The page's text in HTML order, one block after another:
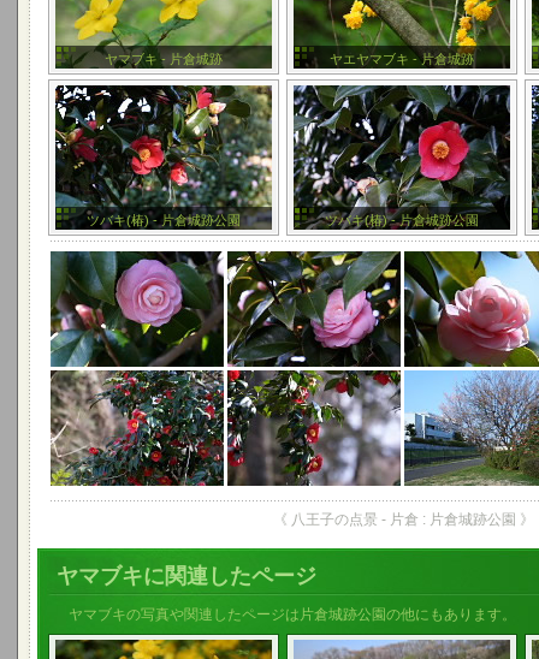
ヤマブキ - 片倉城跡 ヤエヤマブキ - 片倉城跡
ツバキ(椿) - 片倉城跡公園 ツバキ(椿) - 片倉城跡公園
《 八王子の点景 - 片倉 : 片倉城跡公園 》
ヤマブキに関連したページ
ヤマブキの写真や関連したページは片倉城跡公園の他にもあります。